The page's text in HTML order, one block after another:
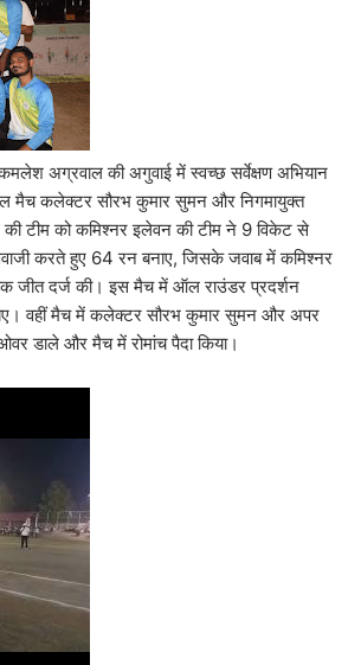
अग्रवाल की अगुवाई में स्वच्छ सर्वेक्षण अभियान
मैच कलेक्टर सौरभ कुमार सुमन और निगमायुक्त
टीम को कमिश्नर इलेवन की टीम ने 9 विकेट से
करते हुए 64 रन बनाए, जिसके जवाब में कमिश्नर
जीत दर्ज की। इस मैच में ऑल राउंडर प्रदर्शन
वहीं मैच में कलेक्टर सौरभ कुमार सुमन और अपर
डाले और मैच में रोमांच पैदा किया।